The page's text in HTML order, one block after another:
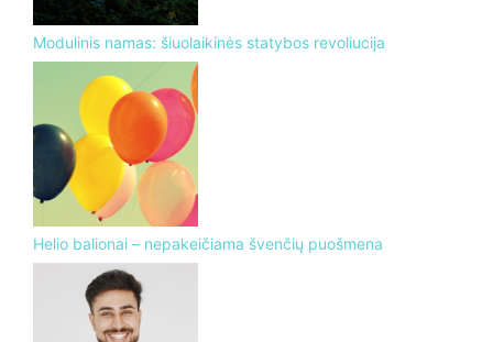
Modulinis namas: šiuolaikinės statybos revoliucija
Helio balionai – nepakeičiama švenčių puošmena